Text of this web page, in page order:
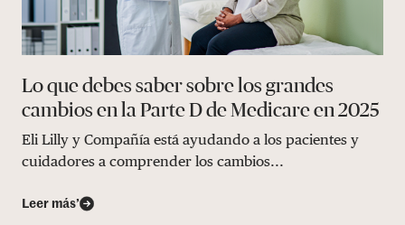
Lo que debes saber sobre los grandes
cambios en la Parte D de Medicare en 2025
Eli Lilly y Compañía está ayudando a los pacientes y
cuidadores a comprender los cambios...
Leer más’